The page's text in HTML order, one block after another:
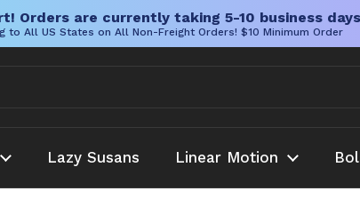
Orders are currently taking 5-10 business
to All US States on All Non-Freight Orders! $10 Minimum Order
Lazy Susans Linear Motion